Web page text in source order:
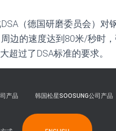
（德国研磨委员会）对
边的速度达到80米/秒时
超过了DSA标准的要求。
产品 韩国松星SOOSUNG公司产品